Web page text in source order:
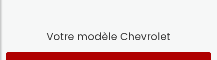
Votre modèle Chevrolet